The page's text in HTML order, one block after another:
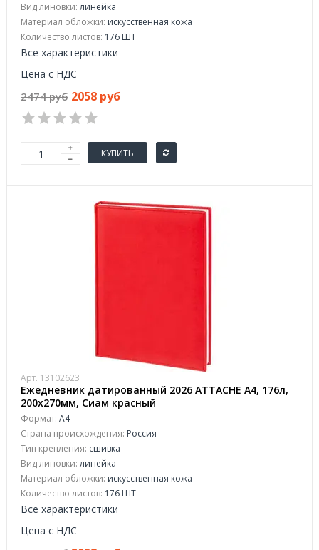
Вид линовки: линейка
Материал обложки: искусственная кожа
Количество листов: 176 ШТ
Все характеристики
Цена с НДС
2474 руб 2058 руб
КУПИТЬ
Арт. 13102623
Ежедневник датированный 2026 АТТАСНЕ А4, 176л,
200х270мм, Сиам красный
Формат: А4
Страна происхождения: Россия
Тип крепления: сшивка
Вид линовки: линейка
Материал обложки: искусственная кожа
Количество листов: 176 ШТ
Все характеристики
Цена с НДС